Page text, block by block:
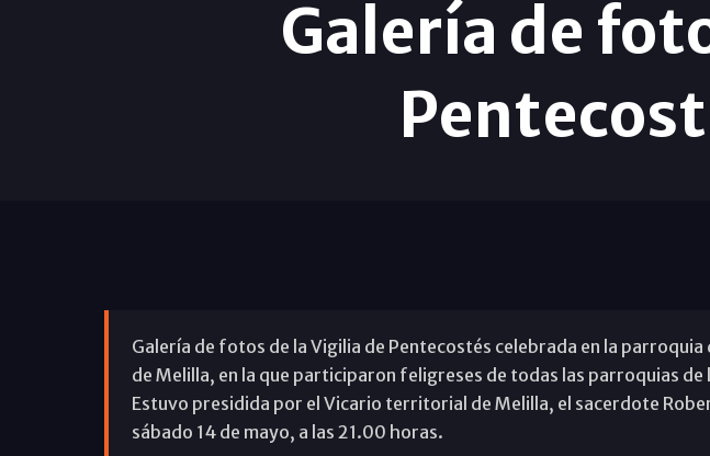
Galería de
Galería de fotos de la Vigilia de Pentecostés celebrada en la parroquia
de Melilla, en la que participaron feligreses de todas las parroquias de
Estuvo presidida por el Vicario territorial de Melilla, el sacerdote
sábado 14 de mayo, a las 21.00 horas.